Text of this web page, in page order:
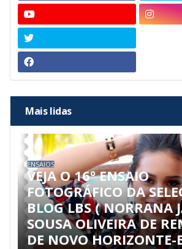
Mais lidas
ENSAIOS
VEJA O 16º ENSAIO
FOTOGRÁFICO DA
BLOG LBS ( NORRANA
SOUSA OLIVEIRA DE
DE NOVO HORIZONTE-